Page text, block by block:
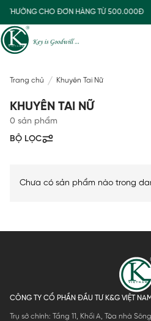
THƯỜNG CHO ĐƠN HÀNG TỪ 500.000Đ
Trang chủ Khuyên Tai Nữ
KHUYÊN TAI NỮ
0 sản phẩm
BỘ LỌC
Chưa có sản phẩm nào trong
CÔNG TY CỔ PHẦN ĐẦU TƯ K&G VIỆT NAM
Trụ sở chính: Tầng 11, Khối A, Tòa nhà